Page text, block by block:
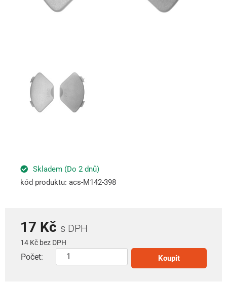
Skladem (Do 2 dnů)
kód produktu: acs-M142-398
17 Kč s DPH
14 Kč bez DPH
Počet: Koupit